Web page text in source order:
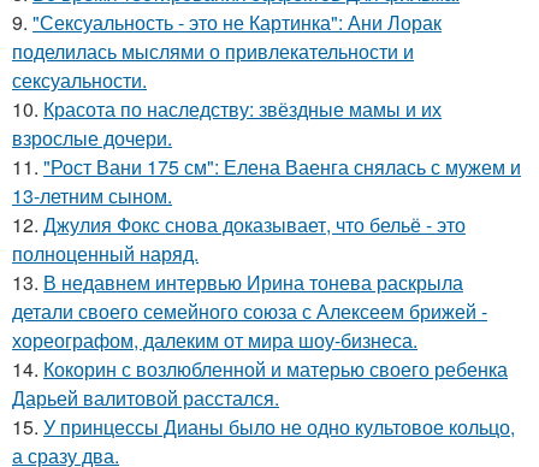
9. "Сексуальность - это не Картинка": Ани Лорак
поделилась мыслями о привлекательности и
сексуальности.
10. Красота по наследству: звёздные мамы и их
взрослые дочери.
11. "Рост Вани 175 см": Елена Ваенга снялась с мужем и
13-летним сыном.
12. Джулия Фокс снова доказывает, что бельё - это
полноценный наряд.
13. В недавнем интервью Ирина тонева раскрыла
детали своего семейного союза с Алексеем брижей -
хореографом, далеким от мира шоу-бизнеса.
14. Кокорин с возлюбленной и матерью своего ребенка
Дарьей валитовой расстался.
15. У принцессы Дианы было не одно культовое кольцо,
а сразу два.